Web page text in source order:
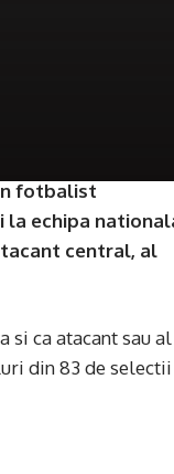
fotbalist
la echipa
central, al
si ca atacant sau al
din 83 de selectii